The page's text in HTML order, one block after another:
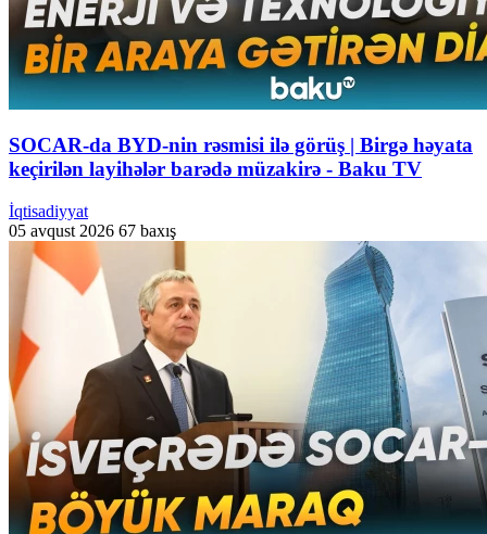
SOCAR-da BYD-nin rəsmisi ilə görüş | Birgə həyata
keçirilən layihələr barədə müzakirə - Baku TV
İqtisadiyyat
05 avqust 2026 67 baxış